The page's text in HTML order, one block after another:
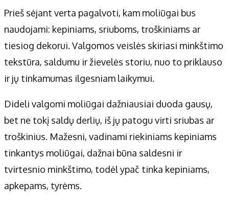
Prieš sėjant verta pagalvoti, kam moliūgai bus
naudojami: kepiniams, sriuboms, troškiniams ar
tiesiog dekorui. Valgomos veislės skiriasi minkštimo
tekstūra, saldumu ir žievelės storiu, nuo to priklauso
ir jų tinka­mumas ilgesniam laikymui.
Dideli valgomi moliūgai dažniausiai duoda gausų,
bet ne tokį saldų derlių, iš jų patogu virti sriubas ar
troškinius. Mažesni, vadinami riekiniams kepiniams
tinkantys moliūgai, dažnai būna saldesni ir
tvirtesnio minkštimo, todėl ypač tinka kepiniams,
apkepams, tyrėms.